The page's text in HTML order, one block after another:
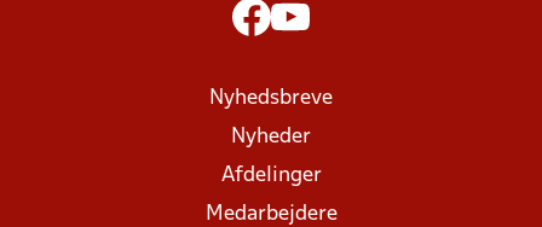
Nyhedsbreve
Nyheder
Afdelinger
Medarbejdere